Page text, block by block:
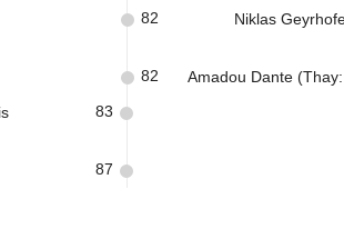
Niklas
82
Amadou Dante
82
83
87